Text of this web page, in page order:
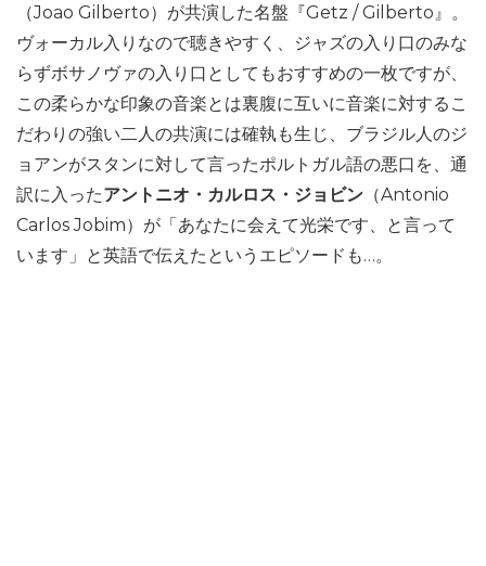
（Joao Gilberto）が共演した名盤『Getz / Gilberto』。
ヴォーカル入りなので聴きやすく、ジャズの入り口のみな
らずボサノヴァの入り口としてもおすすめの一枚ですが、
この柔らかな印象の音楽とは裏腹に互いに音楽に対するこ
だわりの強い二人の共演には確執も生じ、ブラジル人のジ
ョアンがスタンに対して言ったポルトガル語の悪口を、通
訳に入ったアントニオ・カルロス・ジョビン （Antonio
Carlos Jobim）が「あなたに会えて光栄です、と言って
います」と英語で伝えたというエピソードも…。